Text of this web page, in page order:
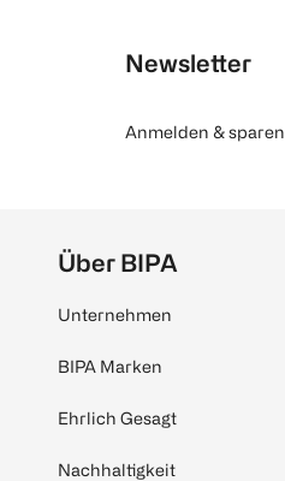
Newsletter
Anmelden & sparen
Über BIPA
Unternehmen
BIPA Marken
Ehrlich Gesagt
Nachhaltigkeit